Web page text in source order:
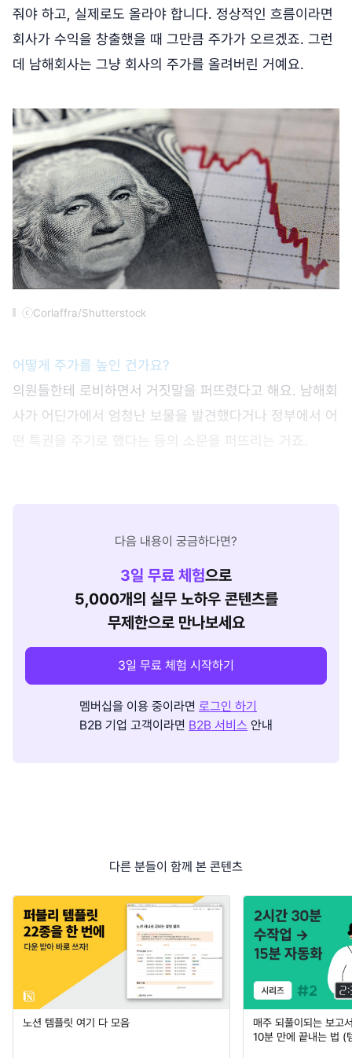
줘야 하고, 실제로도 올라야 합니다. 정상적인 흐름이라면
회사가 수익을 창출했을 때 그만큼 주가가 오르겠죠. 그런
데 남해회사는 그냥 회사의 주가를 올려버린 거예요.
ⓒCorlaffra/Shutterstock
어떻게 주가를 높인 건가요?
의원들한테 로비하면서 거짓말을 퍼뜨렸다고 해요. 남해회
사가 어딘가에서 엄청난 보물을 발견했다거나 정부에서 어
떤 특권을 주기로 했다는 등의 소문을 퍼뜨리는 거죠.
다음 내용이 궁금하다면?
3일 무료 체험으로
5,000개의 실무 노하우 콘텐츠를
무제한으로 만나보세요
3일 무료 체험 시작하기
멤버십을 이용 중이라면 로그인 하기
B2B 기업 고객이라면 B2B 서비스 안내
다른 분들이 함께 본 콘텐츠
노션 템플릿 여기 다 모음
매주 되풀이되는 보고
10분 만에 끝내는 법 (